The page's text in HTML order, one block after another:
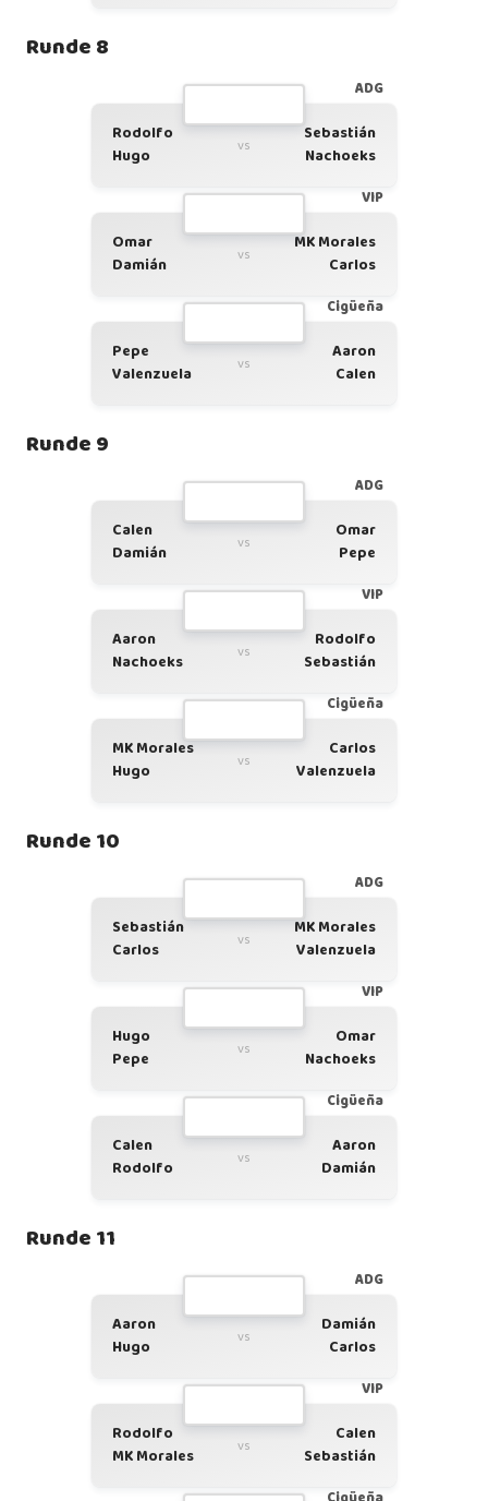
Runde 8
ADG
Rodolfo
Hugo
vs
Sebastián
Nachoeks
VIP
Omar
Damián
vs
MK Morales
Carlos
Cigüeña
Pepe
Valenzuela
vs
Aaron
Calen
Runde 9
ADG
Calen
Damián
vs
Omar
Pepe
VIP
Aaron
Nachoeks
vs
Rodolfo
Sebastián
Cigüeña
MK Morales
Hugo
vs
Carlos
Valenzuela
Runde 10
ADG
Sebastián
Carlos
vs
MK Morales
Valenzuela
VIP
Hugo
Pepe
vs
Omar
Nachoeks
Cigüeña
Calen
Rodolfo
vs
Aaron
Damián
Runde 11
ADG
Aaron
Hugo
vs
Damián
Carlos
VIP
Rodolfo
MK Morales
vs
Calen
Sebastián